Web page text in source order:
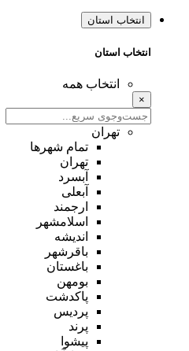
انتخاب استان
انتخاب استان
انتخاب همه
×
تهران
تمام شهر‌ها
تهران
آبسرد
آبعلی
ارجمند
اسلامشهر
اندیشه
باقرشهر
باغستان
بومهن
پاکدشت
پردیس
پرند
پیشوا